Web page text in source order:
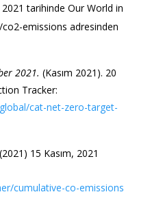
2021 tarihinde Our World in
emissions adresinden
2021. (Kasım 2021). 20
Tracker:
cat-net-zero-target-
15 Kasım, 2021
cumulative-co-emissions